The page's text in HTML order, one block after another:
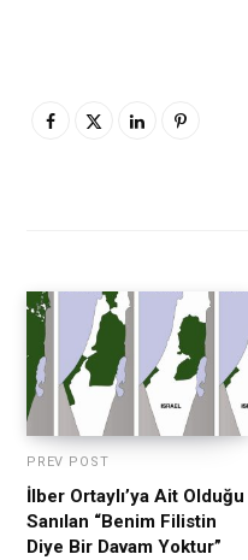
PREV POST
İlber Ortaylı’ya Ait Olduğu
Sanılan “Benim Filistin
Diye Bir Davam Yoktur”